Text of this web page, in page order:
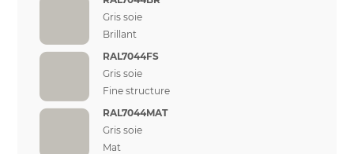
Gris soie
Brillant
RAL7044FS
Gris soie
Fine structure
RAL7044MAT
Gris soie
Mat